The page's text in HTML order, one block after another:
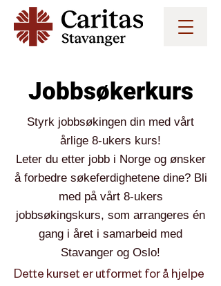
Jobbsøkerkurs
Styrk jobbsøkingen din med vårt
årlige 8-ukers kurs!
Leter du etter jobb i Norge og ønsker
å forbedre søkeferdighetene dine? Bli
med på vårt 8-ukers
jobbsøkingskurs, som arrangeres én
gang i året i samarbeid med
Stavanger og Oslo!
Dette kurset er utformet for å hjelpe